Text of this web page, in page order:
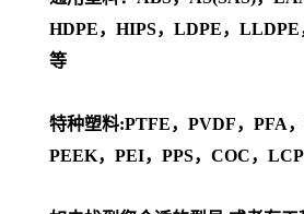
HDPE，HIPS，LDPE，LLDPE
等
特种塑料:PTFE，PVDF，PFA
PEEK，PEI，PPS，COC，